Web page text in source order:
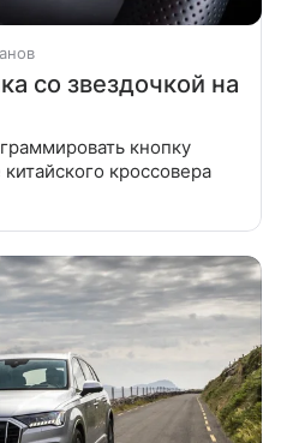
со звездочкой на
кнопку
кроссовера